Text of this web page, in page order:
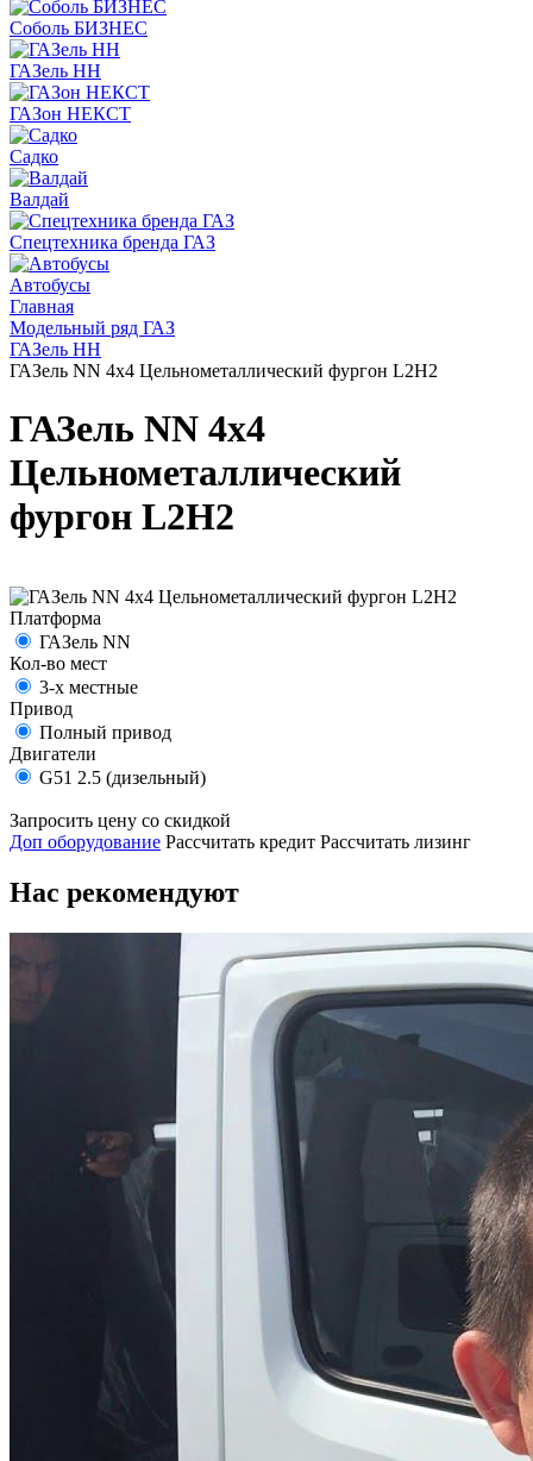
Соболь БИЗНЕС
ГАЗель НН
ГАЗон НЕКСТ
Садко
Валдай
Спецтехника бренда ГАЗ
Автобусы
Главная
Модельный ряд ГАЗ
ГАЗель НН
ГАЗель NN 4х4 Цельнометаллический фургон L2H2
ГАЗель NN 4х4
Цельнометаллический
фургон L2H2
Платформа
ГАЗель NN
Кол-во мест
3-х местные
Привод
Полный привод
Двигатели
G51 2.5 (дизельный)
Запросить цену со скидкой
Доп оборудование Рассчитать кредит Рассчитать лизинг
Нас рекомендуют